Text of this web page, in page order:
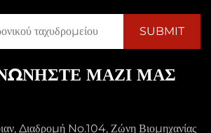
ΜΑΖΙ ΜΑΣ
Διαδρομή No.104, Ζώνη Βιομηχανίας